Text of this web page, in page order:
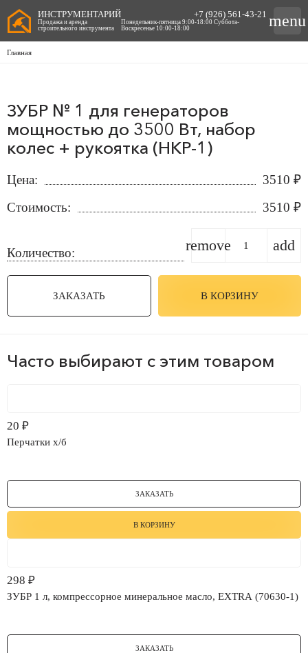
Главная
ЗУБР № 1 для генераторов
мощностью до 3500 Вт, набор
колес + рукоятка (НКР-1)
Цена: 3510 ₽
Стоимость:
3510 ₽
Количество: remove add
ЗАКАЗАТЬ В КОРЗИНУ
Часто выбирают с этим товаром
20 ₽
Перчатки х/б
ЗАКАЗАТЬ
В КОРЗИНУ
298 ₽
ЗУБР 1 л, компрессорное минеральное масло, EXTRA (70630-1)
ЗАКАЗАТЬ
ИНСТРУМЕНТАРИЙ
Продажа и аренда
строительного инструмента
+7 (926) 561-43-21
Понедельник-пятница 9:00-18:00 Суббота-
Воскресенье 10:00-18:00
menu